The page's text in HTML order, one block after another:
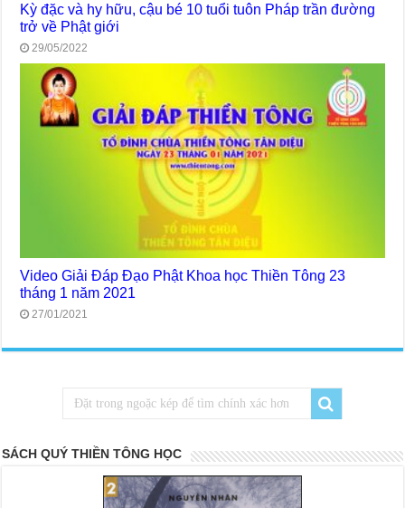
Kỳ đặc và hy hữu, cậu bé 10 tuổi tuôn Pháp trần đường
trở về Phật giới
29/05/2022
Video Giải Đáp Đạo Phật Khoa học Thiền Tông 23
tháng 1 năm 2021
27/01/2021
SÁCH QUÝ THIỀN TÔNG HỌC